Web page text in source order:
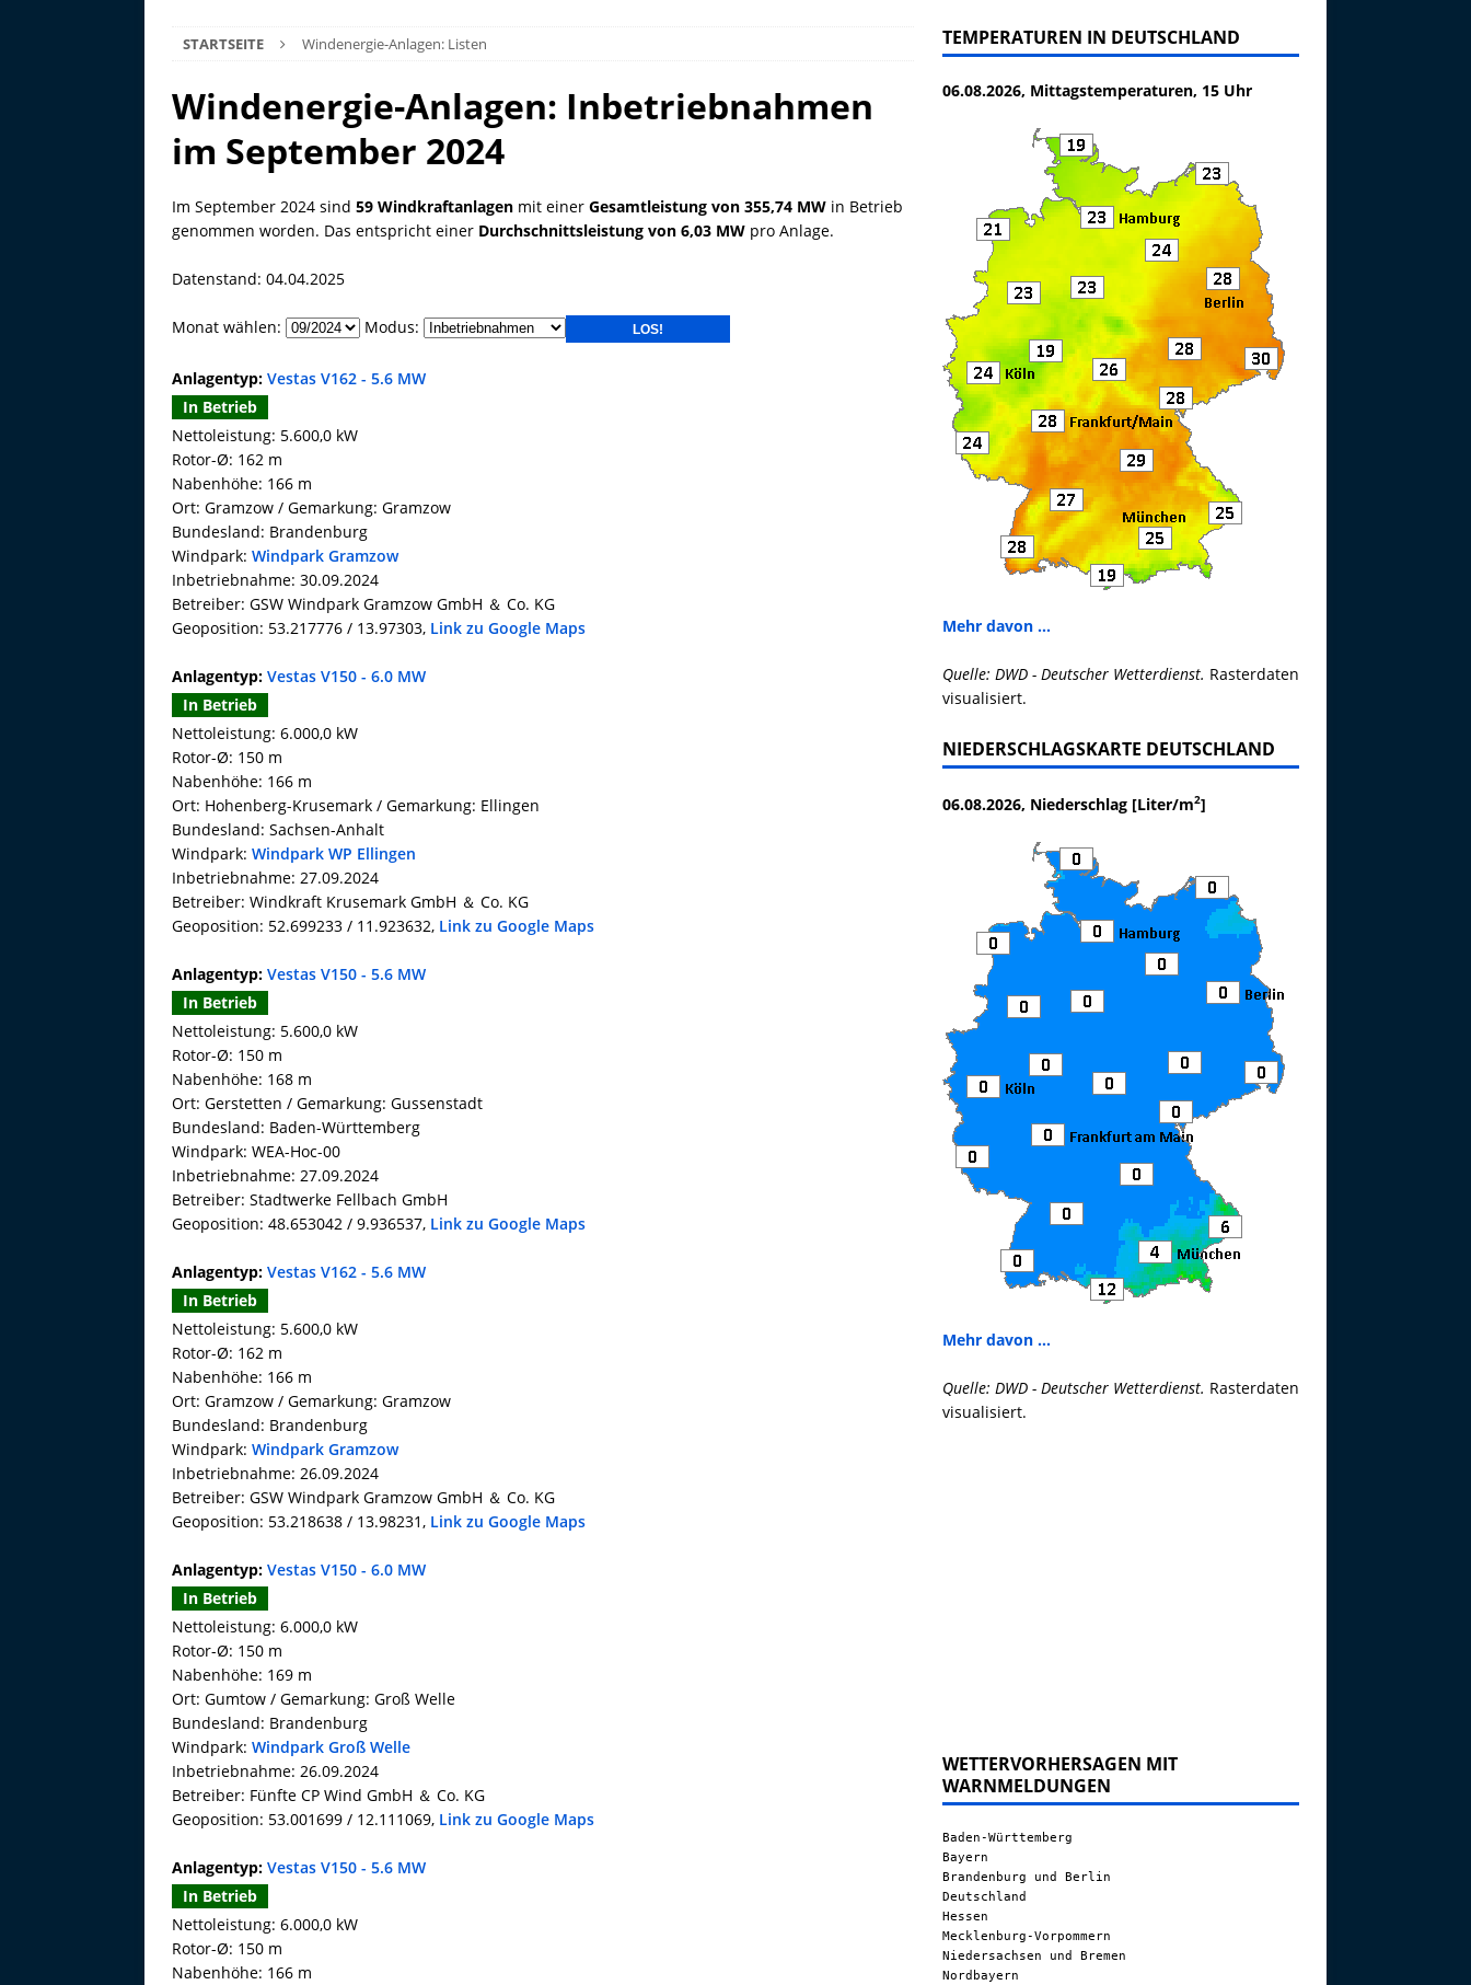
STARTSEITE Windenergie-Anlagen: Listen
Windenergie-Anlagen: Inbetriebnahmen
im September 2024
Im September 2024 sind 59 Windkraftanlagen mit einer Gesamtleistung von 355,74 MW in Betrieb
genommen worden. Das entspricht einer Durchschnittsleistung von 6,03 MW pro Anlage.
Datenstand: 04.04.2025
Monat wählen: Modus:
Anlagentyp: Vestas V162 - 5.6 MW
In Betrieb
Nettoleistung: 5.600,0 kW
Rotor-Ø: 162 m
Nabenhöhe: 166 m
Ort: Gramzow / Gemarkung: Gramzow
Bundesland: Brandenburg
Windpark: Windpark Gramzow
Inbetriebnahme: 30.09.2024
Betreiber: GSW Windpark Gramzow GmbH ＆ Co. KG
Geoposition: 53.217776 / 13.97303, Link zu Google Maps
Anlagentyp: Vestas V150 - 6.0 MW
In Betrieb
Nettoleistung: 6.000,0 kW
Rotor-Ø: 150 m
Nabenhöhe: 166 m
Ort: Hohenberg-Krusemark / Gemarkung: Ellingen
Bundesland: Sachsen-Anhalt
Windpark: Windpark WP Ellingen
Inbetriebnahme: 27.09.2024
Betreiber: Windkraft Krusemark GmbH ＆ Co. KG
Geoposition: 52.699233 / 11.923632, Link zu Google Maps
Anlagentyp: Vestas V150 - 5.6 MW
In Betrieb
Nettoleistung: 5.600,0 kW
Rotor-Ø: 150 m
Nabenhöhe: 168 m
Ort: Gerstetten / Gemarkung: Gussenstadt
Bundesland: Baden-Württemberg
Windpark: WEA-Hoc-00
Inbetriebnahme: 27.09.2024
Betreiber: Stadtwerke Fellbach GmbH
Geoposition: 48.653042 / 9.936537, Link zu Google Maps
Anlagentyp: Vestas V162 - 5.6 MW
In Betrieb
Nettoleistung: 5.600,0 kW
Rotor-Ø: 162 m
Nabenhöhe: 166 m
Ort: Gramzow / Gemarkung: Gramzow
Bundesland: Brandenburg
Windpark: Windpark Gramzow
Inbetriebnahme: 26.09.2024
Betreiber: GSW Windpark Gramzow GmbH ＆ Co. KG
Geoposition: 53.218638 / 13.98231, Link zu Google Maps
Anlagentyp: Vestas V150 - 6.0 MW
In Betrieb
Nettoleistung: 6.000,0 kW
Rotor-Ø: 150 m
Nabenhöhe: 169 m
Ort: Gumtow / Gemarkung: Groß Welle
Bundesland: Brandenburg
Windpark: Windpark Groß Welle
Inbetriebnahme: 26.09.2024
Betreiber: Fünfte CP Wind GmbH ＆ Co. KG
Geoposition: 53.001699 / 12.111069, Link zu Google Maps
Anlagentyp: Vestas V150 - 5.6 MW
In Betrieb
Nettoleistung: 6.000,0 kW
Rotor-Ø: 150 m
Nabenhöhe: 166 m
TEMPERATUREN IN DEUTSCHLAND
06.08.2026, Mittagstemperaturen, 15 Uhr
Mehr davon ...
Quelle: DWD - Deutscher Wetterdienst. Rasterdaten
visualisiert.
NIEDERSCHLAGSKARTE DEUTSCHLAND
06.08.2026, Niederschlag [Liter/m2]
Mehr davon ...
Quelle: DWD - Deutscher Wetterdienst. Rasterdaten
visualisiert.
WETTERVORHERSAGEN MIT
WARNMELDUNGEN
Baden-Württemberg
Bayern
Brandenburg und Berlin
Deutschland
Hessen
Mecklenburg-Vorpommern
Niedersachsen und Bremen
Nordbayern